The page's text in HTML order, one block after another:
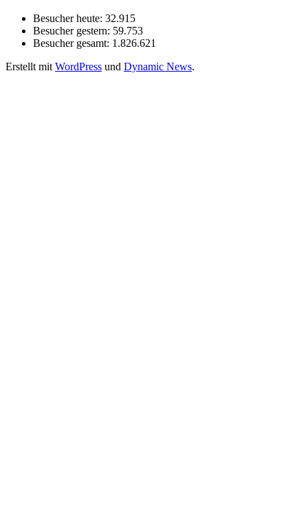
Besucher heute: 32.915
Besucher gestern: 59.753
Besucher gesamt: 1.826.621
Erstellt mit WordPress und Dynamic News.